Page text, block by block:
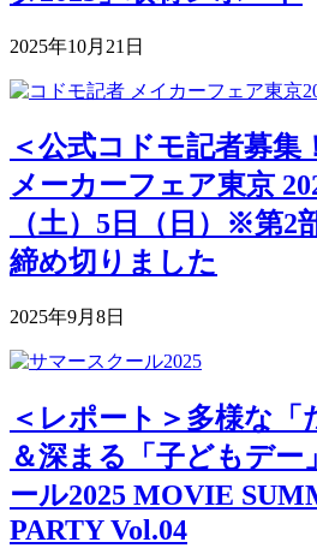
2025年10月21日
＜公式コドモ記者募集
メーカーフェア東京
（土）5日（日）※第2
締め切りました
2025年9月8日
＜レポート＞多様な「
＆深まる「子どもデ
ール2025 MOVIE
PARTY Vol.04